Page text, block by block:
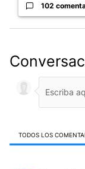
102
TODOS LOS